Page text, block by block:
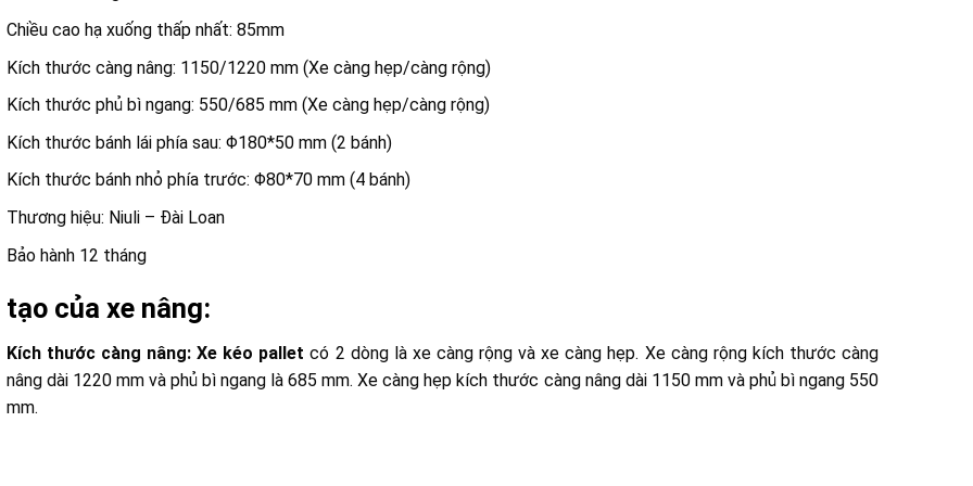
Chiều cao hạ xuống thấp nhất: 85mm
Kích thước càng nâng: 1150/1220 mm (Xe càng hẹp/càng rộng)
Kích thước phủ bì ngang: 550/685 mm (Xe càng hẹp/càng rộng)
Kích thước bánh lái phía sau: Φ180*50 mm (2 bánh)
Kích thước bánh nhỏ phía trước: Φ80*70 mm (4 bánh)
Thương hiệu: Niuli – Đài Loan
Bảo hành 12 tháng
tạo của xe nâng:
Kích thước càng nâng: Xe kéo pallet có 2 dòng là xe càng rộng và xe càng hẹp. Xe càng rộng kích thước càng
nâng dài 1220 mm và phủ bì ngang là 685 mm. Xe càng hẹp kích thước càng nâng dài 1150 mm và phủ bì ngang 550
mm.